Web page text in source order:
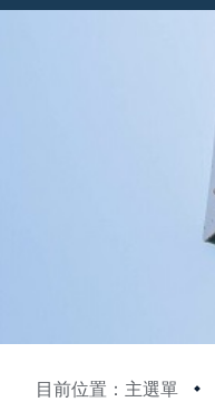
目前位置：主選單